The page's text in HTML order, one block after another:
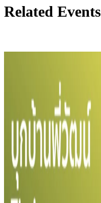
Related Events